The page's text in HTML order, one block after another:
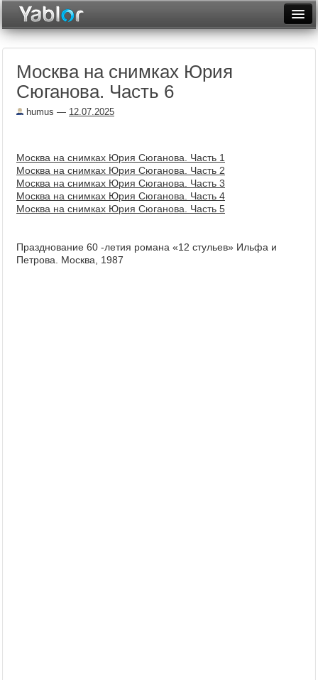
Неделя
Месяц
Архив
Фототоп
Видеотоп
Москва на снимках Юрия
Сюганова. Часть 6
humus — 12.07.2025
Москва на снимках Юрия Сюганова. Часть 1
Москва на снимках Юрия Сюганова. Часть 2
Москва на снимках Юрия Сюганова. Часть 3
Москва на снимках Юрия Сюганова. Часть 4
Москва на снимках Юрия Сюганова. Часть 5
Празднование 60 -летия романа «12 стульев» Ильфа и
Петрова. Москва, 1987